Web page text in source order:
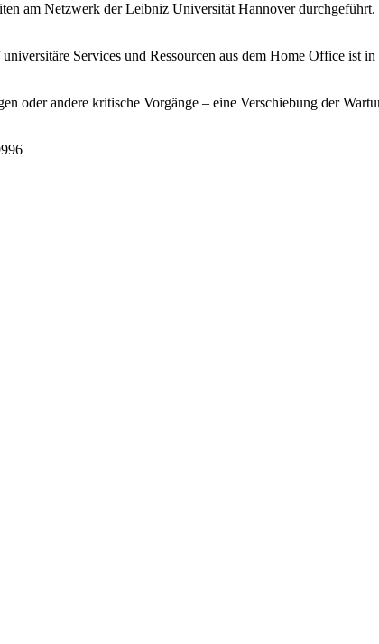
am Netzwerk der Leibniz Universität Hannover
Services und Ressourcen aus dem Home Office ist in
oder andere kritische Vorgänge – eine Verschiebung der